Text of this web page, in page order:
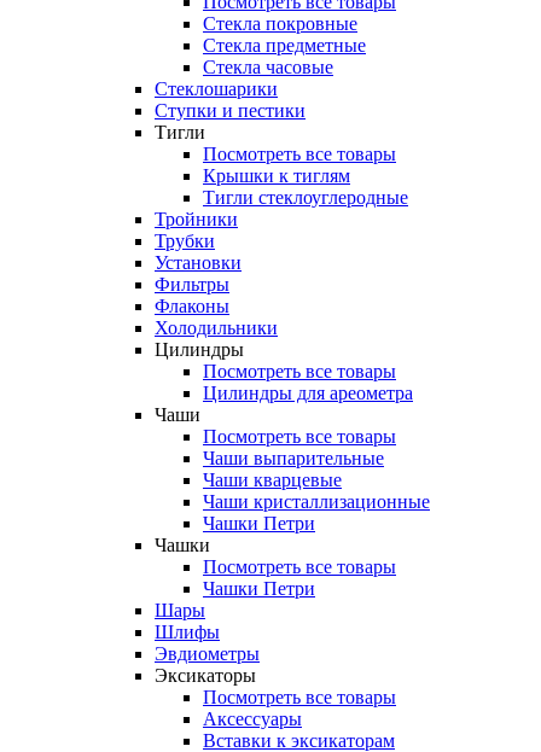
Стекла покровные
Стекла предметные
Стекла часовые
Стеклошарики
Ступки и пестики
Тигли
Посмотреть все товары
Крышки к тиглям
Тигли стеклоуглеродные
Тройники
Трубки
Установки
Фильтры
Флаконы
Холодильники
Цилиндры
Посмотреть все товары
Цилиндры для ареометра
Чаши
Посмотреть все товары
Чаши выпарительные
Чаши кварцевые
Чаши кристаллизационные
Чашки Петри
Чашки
Посмотреть все товары
Чашки Петри
Шары
Шлифы
Эвдиометры
Эксикаторы
Посмотреть все товары
Аксессуары
Вставки к эксикаторам